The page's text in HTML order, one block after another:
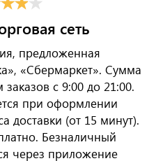
сеть
предложенная
«Сбермаркет». Сумма
с 9:00 до 21:00.
при оформлении
доставки (от 15 минут).
Безналичный
через приложение